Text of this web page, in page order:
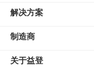
解决方案
制造商
关于益登